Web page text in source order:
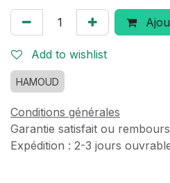
Add to wishlist
HAMOUD
Conditions générales
Garantie satisfait ou
Expédition : 2-3 jours